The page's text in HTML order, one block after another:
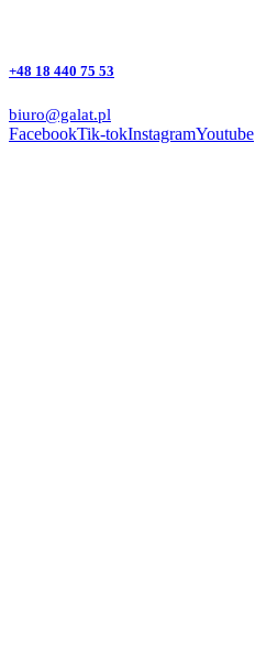
+48 18 440 75 53
biuro@galat.pl
FacebookTik-tokInstagramYoutube